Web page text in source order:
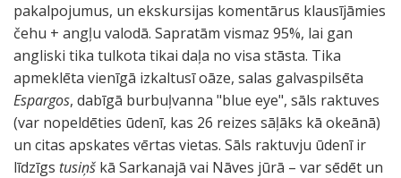
pakalpojumus, un ekskursijas komentārus klausījāmies
čehu + angļu valodā. Sapratām vismaz 95%, lai gan
angliski tika tulkota tikai daļa no visa stāsta. Tika
apmeklēta vienīgā izkaltusī oāze, salas galvaspilsēta
Espargos, dabīgā burbuļvanna "blue eye", sāls raktuves
(var nopeldēties ūdenī, kas 26 reizes sāļāks kā okeānā)
un citas apskates vērtas vietas. Sāls raktuvju ūdenī ir
līdzīgs tusiņš kā Sarkanajā vai Nāves jūrā – var sēdēt un